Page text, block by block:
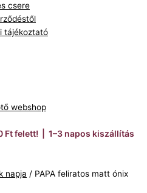
csere
tájékoztató
Ft felett! | 1–3 napos kiszállítás
napja / PAPA feliratos matt ónix